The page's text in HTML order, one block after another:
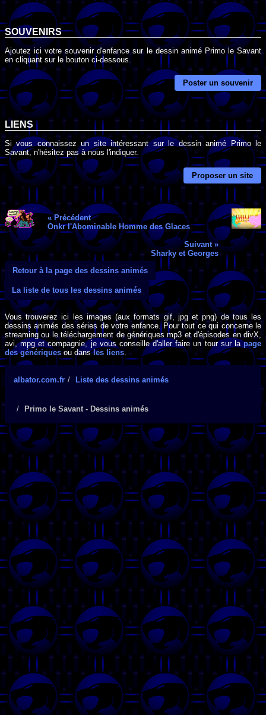
SOUVENIRS
Ajoutez ici votre souvenir d'enfance sur le dessin animé Primo le Savant
en cliquant sur le bouton ci-dessous.
Poster un souvenir
LIENS
Si vous connaissez un site intéressant sur le dessin animé Primo le
Savant, n'hésitez pas à nous l'indiquer.
Proposer un site
« Précédent
Onkr l'Abominable Homme des Glaces
Suivant »
Sharky et Georges
Retour à la page des dessins animés
La liste de tous les dessins animés
Vous trouverez ici les images (aux formats gif, jpg et png) de tous les
dessins animés des séries de votre enfance. Pour tout ce qui concerne le
streaming ou le téléchargement de génériques mp3 et d'épisodes en divX,
avi, mpg et compagnie, je vous conseille d'aller faire un tour sur lapage
des génériques ou dansles liens.
albator.com.fr Liste des dessins animés
Primo le Savant - Dessins animés